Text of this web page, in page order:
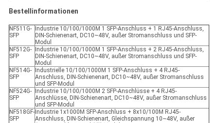
Bestellinformationen
NF511G-
SFP
Industrie 10/100/1000M 1 SFP-Anschluss + 1 RJ45-Anschluss,
DIN-Schienenart, DC10~48V, außer Stromanschluss und SFP-
Modul
NF512G-
SFP
Industrie 10/100/1000M 1 SFP-Anschluss + 2 RJ45-Anschluss,
DIN-Schienenart, DC10~48V, außer Stromanschluss und SFP-
Modul
NF514G-
SFP
Industrielle 10/100/1000M 1 SFP-Anschluss + 4 RJ45-
Anschluss, DIN-Schienenart, DC10~48V, außer Stromanschluss
und SFP-Modul
NF524G-
SFP
Industrie 10/100/1000M 2 SFP-Anschlüsse + 4 RJ45-
Anschlüsse, DIN-Schienenart, DC10~48V, außer Stromanschluss
und SFP-Modul
NF518GF-
SFP
Industrie 1x1000M SFP-Anschluss + 8x10/100M RJ45-
Anschluss, DIN-Schienenart, Gleichspannung 10~48V, außer